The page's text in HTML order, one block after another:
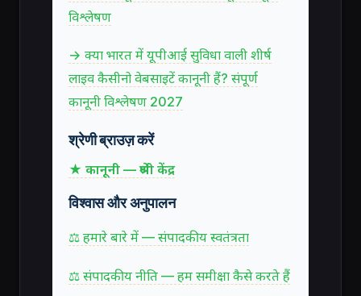
विश्लेषण
→ क्या भारत में यूपीआई सुविधा वाली शीर्ष
लाइव कैसीनो वेबसाइटें कानूनी हैं? संपूर्ण
कानूनी विश्लेषण 2027
श्रेणी ब्राउज़ करें
★ कानूनी — श्रेणी केंद्र
विश्वास और अनुपालन
⚖ हमारे बारे में — संपादकीय स्वतंत्रता
⚖ संपादकीय नीति — हम समीक्षा कैसे करते हैं